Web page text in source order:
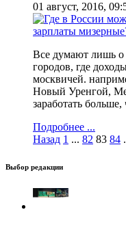
01 август, 2016,
Все думают лишь о
городов, где
москвичей.
Новый Уренгой,
заработать
Подробнее ...
Назад 1 ... 82 83 84
Выбор редакции